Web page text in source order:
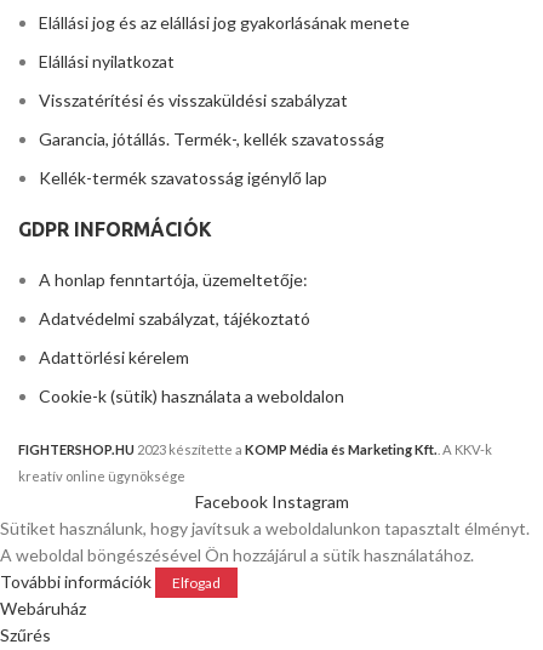
Elállási jog és az elállási jog gyakorlásának menete
Elállási nyilatkozat
Visszatérítési és visszaküldési szabályzat
Garancia, jótállás. Termék-, kellék szavatosság
Kellék-termék szavatosság igénylő lap
GDPR INFORMÁCIÓK
A honlap fenntartója, üzemeltetője:
Adatvédelmi szabályzat, tájékoztató
Adattörlési kérelem
Cookie-k (sütik) használata a weboldalon
FIGHTERSHOP.HU 2023 készítette a KOMP Média és Marketing Kft. . A KKV-k
kreatív online ügynöksége
Facebook Instagram
Sütiket használunk, hogy javítsuk a weboldalunkon tapasztalt élményt.
A weboldal böngészésével Ön hozzájárul a sütik használatához.
További információk
Elfogad
Webáruház
Szűrés